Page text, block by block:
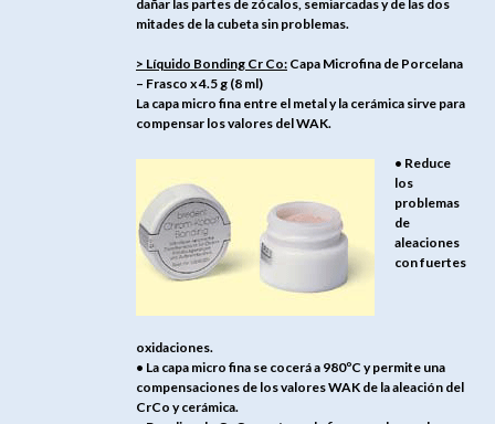
dañar las partes de zócalos, semiarcadas y de las dos
mitades de la cubeta sin problemas.
> Líquido Bonding Cr Co:Capa Microfina de Porcelana
– Frasco x 4.5 g (8 ml)
La capa micro fina entre el metal y la cerámica sirve para
compensar los valores del WAK.
• Reduce
los
problemas
de
aleaciones
con fuertes
oxidaciones.
• La capa micro fina se cocerá a 980ºC y permite una
compensaciones de los valores WAK de la aleación del
CrCo y cerámica.